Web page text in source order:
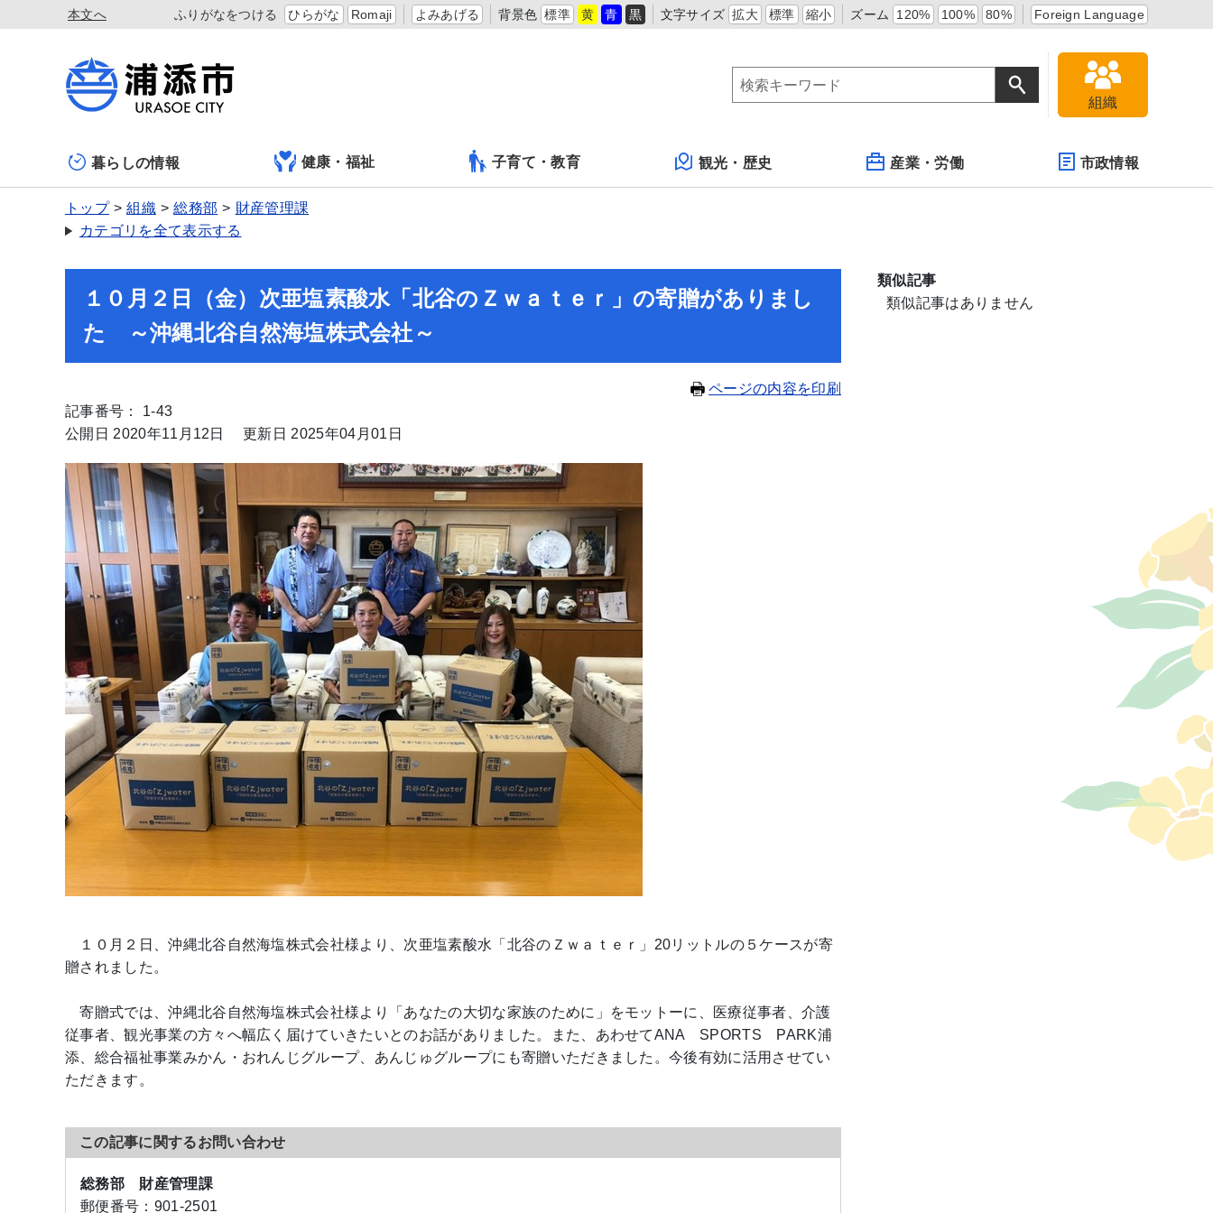
本文へ ふりがなをつける ひらがな Romaji よみあげる 背景色 標準 黄 青 黒 文字サイズ 拡大 標準 縮小 ズーム 120% 100% 80% Foreign Language
組織
暮らしの情報 健康・福祉 子育て・教育 観光・歴史 産業・労働 市政情報
トップ 組織 総務部
財産管理課
カテゴリを全て表示する
１０月２日（金）次亜塩素酸水「北谷のＺｗａｔｅｒ」の寄贈がありまし
た ～沖縄北谷自然海塩株式会社～
ページの内容を印刷
記事番号： 1-43
公開日 2020年11月12日
更新日 2025年04月01日
１０月２日、沖縄北谷自然海塩株式会社様より、次亜塩素酸水「北谷のＺｗａｔｅｒ」20リットルの５ケースが寄
贈されました。
寄贈式では、沖縄北谷自然海塩株式会社様より「あなたの大切な家族のために」をモットーに、医療従事者、介護
従事者、観光事業の方々へ幅広く届けていきたいとのお話がありました。また、あわせてANA SPORTS PARK浦
添、総合福祉事業みかん・おれんじグループ、あんじゅグループにも寄贈いただきました。今後有効に活用させてい
ただきます。
この記事に関するお問い合わせ
総務部 財産管理課
郵便番号： 901-2501
類似記事
類似記事はありません